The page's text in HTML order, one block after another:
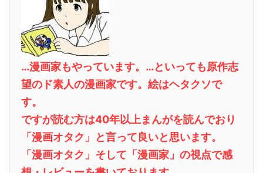
…漫画家もやっています。…といっても原作志
望のド素人の漫画家です。絵はヘタクソで
す。
ですが読む方は40年以上まんがを読んでおり
「漫画オタク」と言って良いと思います。
「漫画オタク」そして「漫画家」の視点で感